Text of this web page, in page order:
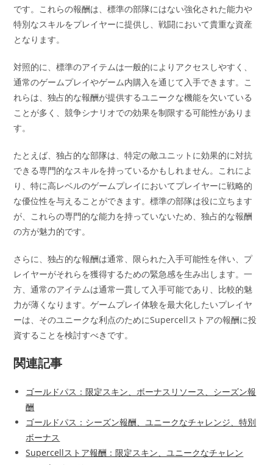
です。これらの報酬は、標準の部隊にはない強化された能力や
特別なスキルをプレイヤーに提供し、戦闘において貴重な資産
となります。
対照的に、標準のアイテムは一般的によりアクセスしやすく、
通常のゲームプレイやゲーム内購入を通じて入手できます。こ
れらは、独占的な報酬が提供するユニークな機能を欠いている
ことが多く、競争シナリオでの効果を制限する可能性がありま
す。
たとえば、独占的な部隊は、特定の敵ユニットに効果的に対抗
できる専門的なスキルを持っているかもしれません。これによ
り、特に高レベルのゲームプレイにおいてプレイヤーに戦略的
な優位性を与えることができます。標準の部隊は役に立ちます
が、これらの専門的な能力を持っていないため、独占的な報酬
の方が魅力的です。
さらに、独占的な報酬は通常、限られた入手可能性を伴い、プ
レイヤーがそれらを獲得するための緊急感を生み出します。一
方、通常のアイテムは通常一貫して入手可能であり、比較的魅
力が薄くなります。ゲームプレイ体験を最大化したいプレイヤ
ーは、そのユニークな利点のためにSupercellストアの報酬に投
資することを検討すべきです。
関連記事
ゴールドパス：限定スキン、ボーナスリソース、シーズン報
酬
ゴールドパス：シーズン報酬、ユニークなチャレンジ、特別
ボーナス
Supercellストア報酬：限定スキン、ユニークなチャレン